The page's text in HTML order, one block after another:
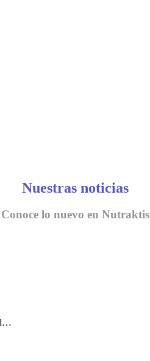
Nuestras noticias
Conoce lo nuevo en Nutraktis